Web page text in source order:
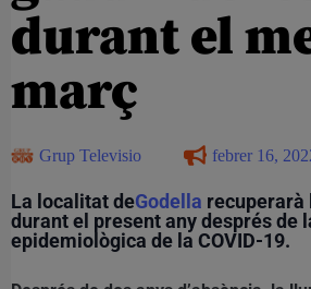
durant el
març
Grup Televisio febrer 16,
La localitat deGodella recuperarà
durant el present any després de
epidemiològica de la COVID-19.